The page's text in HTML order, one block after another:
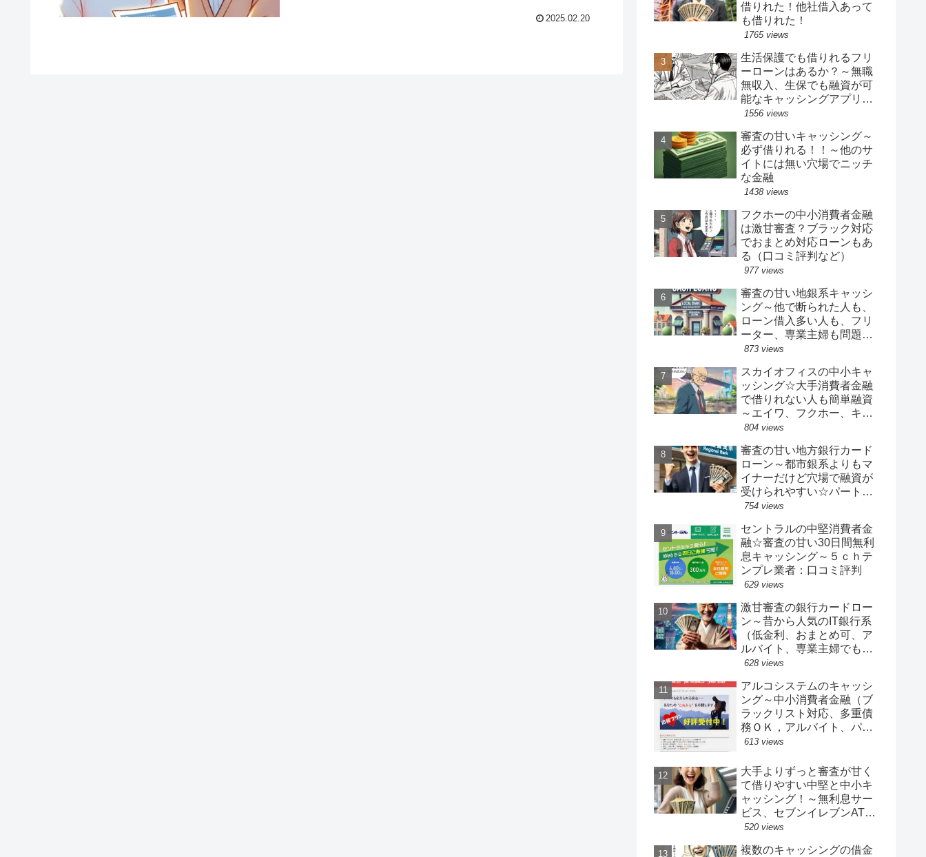
2025.02.20
借りれた！他社借入あって
も借りれた！
1765 views
生活保護でも借りれるフリ
ーローンはあるか？～無職
無収入、生保でも融資が可
能なキャッシングアプリは
NGでオススメしない理由
1556 views
審査の甘いキャッシング～
必ず借りれる！！～他のサ
イトには無い穴場でニッチ
な金融
1438 views
フクホーの中小消費者金融
は激甘審査？ブラック対応
でおまとめ対応ローンもあ
る（口コミ評判など）
977 views
審査の甘い地銀系キャッシ
ング～他で断られた人も、
ローン借入多い人も、フリ
ーター、専業主婦も問題な
く借りれる
873 views
スカイオフィスの中小キャ
ッシング☆大手消費者金融
で借りれない人も簡単融資
～エイワ、フクホー、キャ
ネット並みに激甘審査
804 views
審査の甘い地方銀行カード
ローン～都市銀系よりもマ
イナーだけど穴場で融資が
受けられやすい☆パート、
アルバイト、専業主婦でも
754 views
セントラルの中堅消費者金
融☆審査の甘い30日間無利
息キャッシング～５ｃｈテ
ンプレ業者：口コミ評判
629 views
激甘審査の銀行カードロー
ン～昔から人気のIT銀行系
（低金利、おまとめ可、ア
ルバイト、専業主婦でも借
りれる）
628 views
アルコシステムのキャッシ
ング～中小消費者金融（ブ
ラックリスト対応、多重債
務ＯＫ，アルバイト、パー
ト主婦、派遣ＯＫ）
613 views
大手よりずっと審査が甘く
て借りやすい中堅と中小キ
ャッシング！～無利息サー
ビス、セブンイレブンATM
でカード利用可☆派遣バイ
520 views
複数のキャッシングの借金